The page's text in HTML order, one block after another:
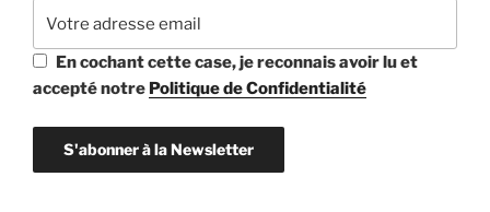
En cochant cette case, je reconnais avoir lu et
accepté notre Politique de Confidentialité